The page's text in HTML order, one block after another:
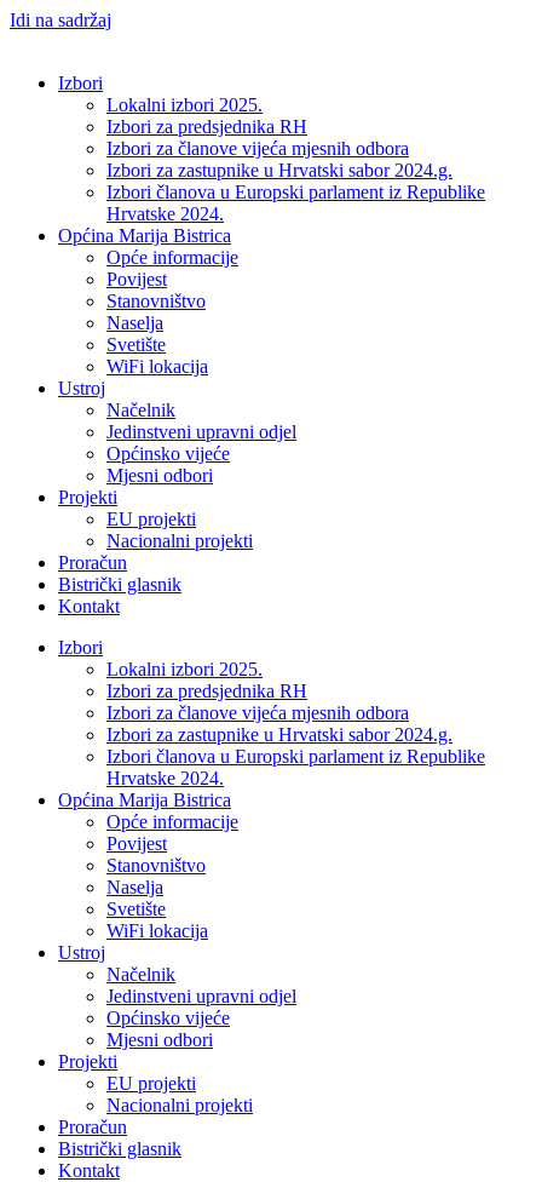
Idi na sadržaj
Izbori
Lokalni izbori 2025.
Izbori za predsjednika RH
Izbori za članove vijeća mjesnih odbora
Izbori za zastupnike u Hrvatski sabor 2024.g.
Izbori članova u Europski parlament iz Republike
Hrvatske 2024.
Općina Marija Bistrica
Opće informacije
Povijest
Stanovništvo
Naselja
Svetište
WiFi lokacija
Ustroj
Načelnik
Jedinstveni upravni odjel
Općinsko vijeće
Mjesni odbori
Projekti
EU projekti
Nacionalni projekti
Proračun
Bistrički glasnik
Kontakt
Izbori
Lokalni izbori 2025.
Izbori za predsjednika RH
Izbori za članove vijeća mjesnih odbora
Izbori za zastupnike u Hrvatski sabor 2024.g.
Izbori članova u Europski parlament iz Republike
Hrvatske 2024.
Općina Marija Bistrica
Opće informacije
Povijest
Stanovništvo
Naselja
Svetište
WiFi lokacija
Ustroj
Načelnik
Jedinstveni upravni odjel
Općinsko vijeće
Mjesni odbori
Projekti
EU projekti
Nacionalni projekti
Proračun
Bistrički glasnik
Kontakt